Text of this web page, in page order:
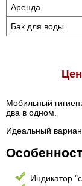
Аренда
Бак для воды
Мобильный
два в одном.
Идеальный
Индикатор